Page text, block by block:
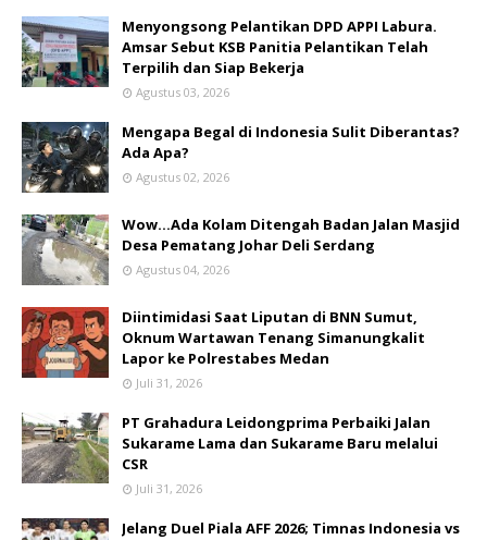
Menyongsong Pelantikan DPD APPI Labura.
Amsar Sebut KSB Panitia Pelantikan Telah
Terpilih dan Siap Bekerja
Agustus 03, 2026
Mengapa Begal di Indonesia Sulit Diberantas?
Ada Apa?
Agustus 02, 2026
Wow...Ada Kolam Ditengah Badan Jalan Masjid
Desa Pematang Johar Deli Serdang
Agustus 04, 2026
Diintimidasi Saat Liputan di BNN Sumut,
Oknum Wartawan Tenang Simanungkalit
Lapor ke Polrestabes Medan
Juli 31, 2026
PT Grahadura Leidongprima Perbaiki Jalan
Sukarame Lama dan Sukarame Baru melalui
CSR
Juli 31, 2026
Jelang Duel Piala AFF 2026; Timnas Indonesia vs